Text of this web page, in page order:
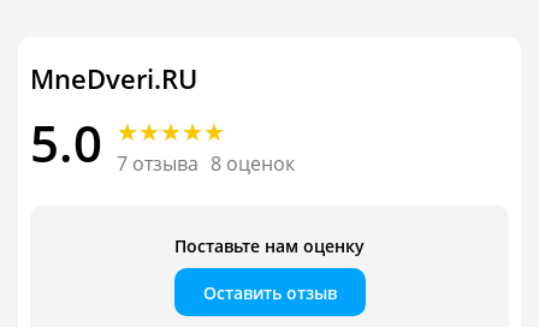
MneDveri.RU
5.0 7 отзыва 8 оценок
Поставьте нам оценку
Оставить отзыв